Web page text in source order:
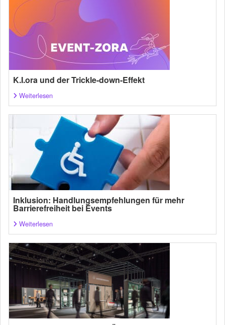
K.I.ora und der Trickle-down-Effekt
Weiterlesen
Inklusion: Handlungsempfehlungen für mehr
Barrierefreiheit bei Events
Weiterlesen